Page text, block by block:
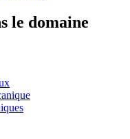
le domaine